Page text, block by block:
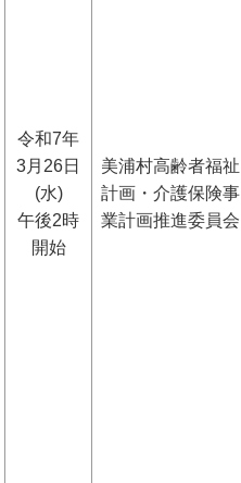
令和7年
3月26日
(水)
午後2時
開始
美浦村高齢者福祉
計画・介護保険事
業計画推進委員会